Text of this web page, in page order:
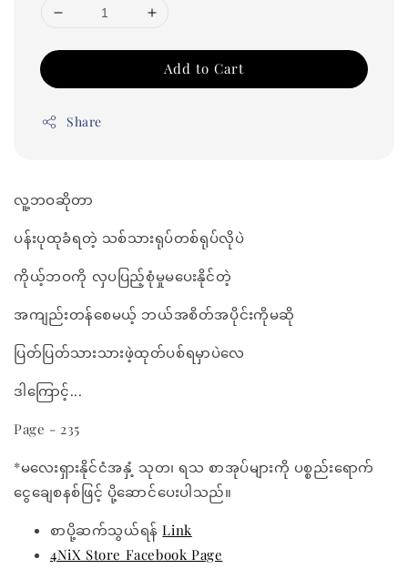
Add to Cart
Share
လူ့ဘဝဆိုတာ
ပန်းပုထုခံရတဲ့ သစ်သားရုပ်တစ်ရုပ်လိုပဲ
ကိုယ့်ဘဝကို လှပပြည့်စုံမှုမပေးနိုင်တဲ့
အကျည်းတန်စေမယ့် ဘယ်အစိတ်အပိုင်းကိုမဆို
ပြတ်ပြတ်သားသားဖဲ့ထုတ်ပစ်ရမှာပဲလေ
ဒါကြောင့်...
Page - 235
*မလေးရှားနိုင်ငံအနှံ့ သုတ၊ ရသ စာအုပ်များကို ပစ္စည်းရောက်
ငွေချေစနစ်ဖြင့် ပို့ဆောင်ပေးပါသည်။
စာပို့ဆက်သွယ်ရန်Link
4NiX Store Facebook Page